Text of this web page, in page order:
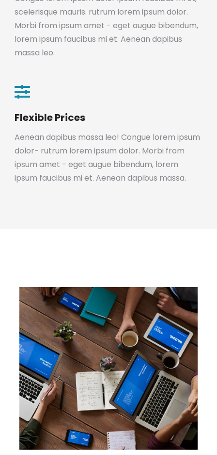
scelerisque mauris. rutrum lorem ipsum dolor.
Morbi from ipsum amet - eget augue bibendum,
lorem ipsum faucibus mi et. Aenean dapibus
massa leo.
Flexible Prices
Aenean dapibus massa leo! Congue lorem ipsum
dolor- rutrum lorem ipsum dolor. Morbi from
ipsum amet - eget augue bibendum, lorem
ipsum faucibus mi et. Aenean dapibus massa.